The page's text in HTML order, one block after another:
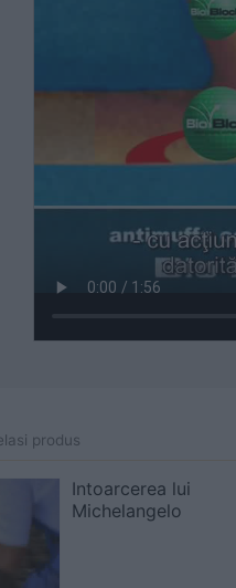
produs
Intoarcerea lui
Michelangelo